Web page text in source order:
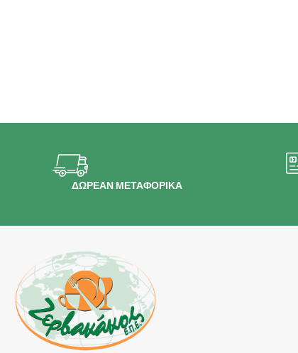
ΔΩΡΕΑΝ ΜΕΤΑΦΟΡΙΚΑ